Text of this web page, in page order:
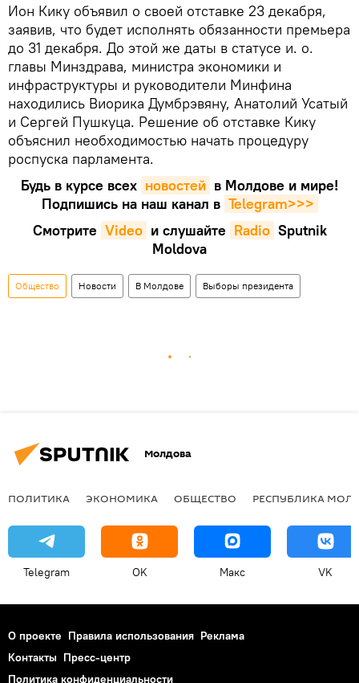
Ион Кику объявил о своей отставке 23 декабря,
заявив, что будет исполнять обязанности премьера
до 31 декабря. До этой же даты в статусе и. о.
главы Минздрава, министра экономики и
инфраструктуры и руководители Минфина
находились Виорика Думбрэвяну, Анатолий Усатый
и Сергей Пушкуца. Решение об отставке Кику
объяснил необходимостью начать процедуру
роспуска парламента.
Будь в курсе всех новостей в Молдове и мире!
Подпишись на наш канал в Telegram>>>
Смотрите Video и слушайте Radio Sputnik
Moldova
Общество Новости В Молдове Выборы президента
Молдова
ПОЛИТИКА ЭКОНОМИКА ОБЩЕСТВО РЕСПУБЛИКА
Telegram OK Макс VK
О проекте Правила использования Реклама
Контакты Пресс-центр
Политика конфиденциальности